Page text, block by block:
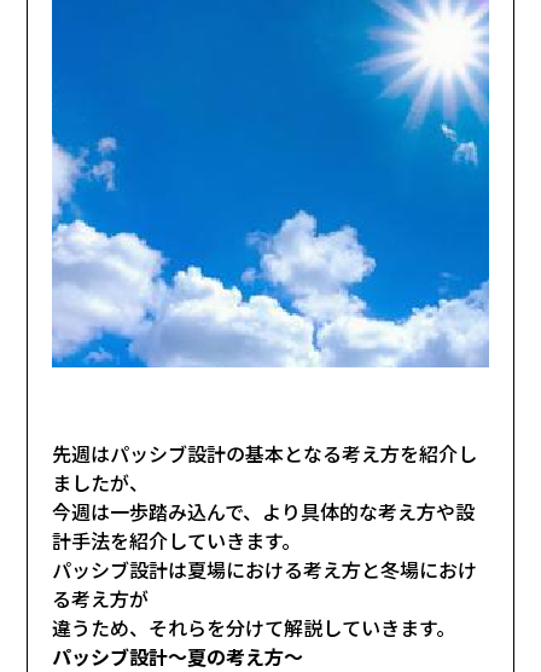
先週はパッシブ設計の基本となる考え方を紹介し
ましたが、
今週は一歩踏み込んで、より具体的な考え方や設
計手法を紹介していきます。
パッシブ設計は夏場における考え方と冬場におけ
る考え方が
違うため、それらを分けて解説していきます。
パッシブ設計～夏の考え方～